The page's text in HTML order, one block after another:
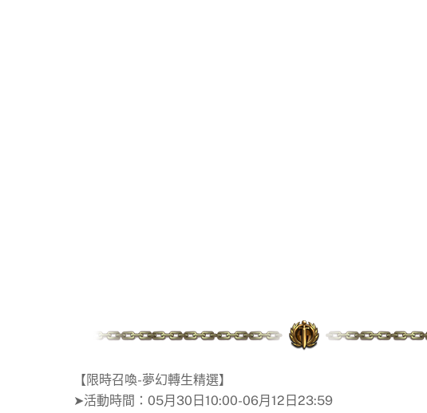
【限時召喚-夢幻轉生精選】
➤活動時間：05月30日10:00-06月12日23:59